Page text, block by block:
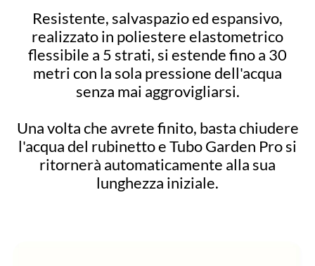
Resistente, salvaspazio ed espansivo,
realizzato in poliestere elastometrico
flessibile a 5 strati, si estende fino a 30
metri con la sola pressione dell'acqua
senza mai aggrovigliarsi.
Una volta che avrete finito, basta chiudere
l'acqua del rubinetto e Tubo Garden Pro si
ritornerà automaticamente alla sua
lunghezza iniziale.